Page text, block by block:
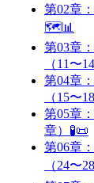
第02章
🗺️📊
第03章
（11〜
第04章
（15〜
第05章
章）🧪📜
第06章
（24〜